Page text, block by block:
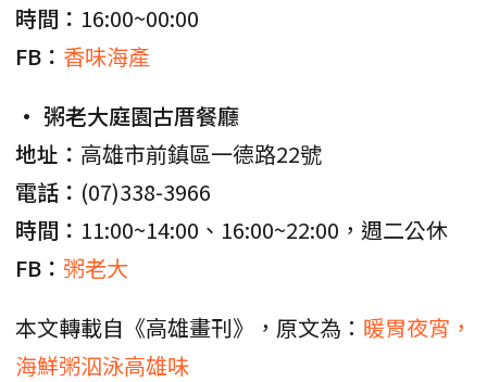
時間： 16:00~00:00
FB： 香味海產
• 粥老大庭園古厝餐廳
地址： 高雄市前鎮區一德路22號
電話： (07)338-3966
時間： 11:00~14:00、16:00~22:00，週二公休
FB： 粥老大
本文轉載自《高雄畫刊》，原文為： 暖胃夜宵，
海鮮粥泅泳高雄味